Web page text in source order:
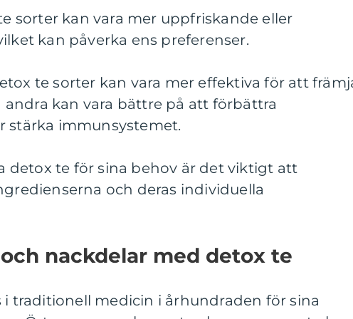
sorter kan vara mer uppfriskande eller
kan påverka ens preferenser.
te sorter kan vara mer effektiva för att
kan vara bättre på att förbättra
stärka immunsystemet.
detox te för sina behov är det viktigt att
och deras individuella
nackdelar med detox te
i traditionell medicin i århundraden för sina